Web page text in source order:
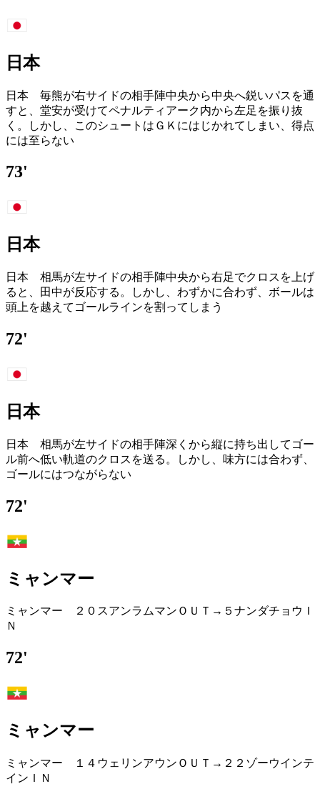
日本
日本 毎熊が右サイドの相手陣中央から中央へ鋭いパスを通
すと、堂安が受けてペナルティアーク内から左足を振り抜
く。しかし、このシュートはＧＫにはじかれてしまい、得点
には至らない
73'
日本
日本 相馬が左サイドの相手陣中央から右足でクロスを上げ
ると、田中が反応する。しかし、わずかに合わず、ボールは
頭上を越えてゴールラインを割ってしまう
72'
日本
日本 相馬が左サイドの相手陣深くから縦に持ち出してゴー
ル前へ低い軌道のクロスを送る。しかし、味方には合わず、
ゴールにはつながらない
72'
ミャンマー
ミャンマー ２０スアンラムマンＯＵＴ→５ナンダチョウＩ
Ｎ
72'
ミャンマー
ミャンマー １４ウェリンアウンＯＵＴ→２２ゾーウインテ
インＩＮ